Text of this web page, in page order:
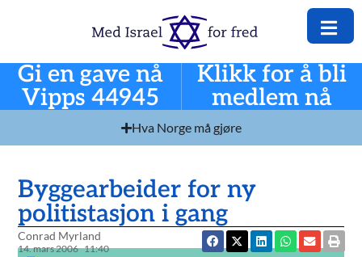
Gi en gave nå
Vipps 44945
Klikk for å bli
medlem nå
Hva Norge må gjøre
Byggearbeider for ny
politistasjon i gang
Conrad Myrland
14. mars 2006 11:40